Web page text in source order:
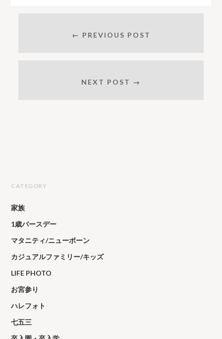
← PREVIOUS POST
NEXT POST →
CATEGORY
家族
1歳バースデー
マタニティ/ニューボーン
カジュアルファミリー/キッズ
LIFE PHOTO
お宮参り
ハレフォト
七五三